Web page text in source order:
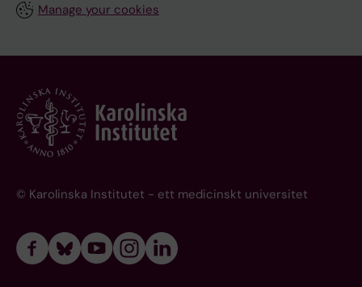
Manage your cookies
© Karolinska Institutet - ett medicinskt universitet